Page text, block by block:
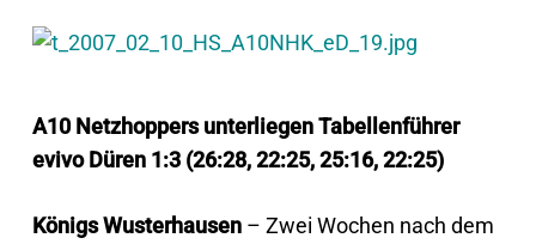
A10 Netzhoppers unterliegen Tabellenführer
evivo Düren 1:3 (26:28, 22:25, 25:16, 22:25)
Königs Wusterhausen– Zwei Wochen nach dem